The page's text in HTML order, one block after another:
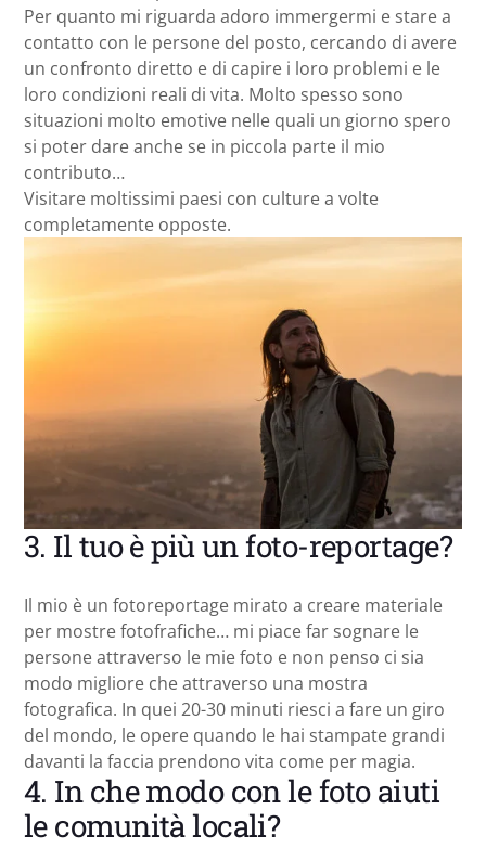
Per quanto mi riguarda adoro immergermi e stare a
contatto con le persone del posto, cercando di avere
un confronto diretto e di capire i loro problemi e le
loro condizioni reali di vita. Molto spesso sono
situazioni molto emotive nelle quali un giorno spero
si poter dare anche se in piccola parte il mio
contributo…
Visitare moltissimi paesi con culture a volte
completamente opposte.
3. Il tuo è più un foto-reportage?
Il mio è un fotoreportage mirato a creare materiale
per mostre fotofrafiche… mi piace far sognare le
persone attraverso le mie foto e non penso ci sia
modo migliore che attraverso una mostra
fotografica. In quei 20-30 minuti riesci a fare un giro
del mondo, le opere quando le hai stampate grandi
davanti la faccia prendono vita come per magia.
4. In che modo con le foto aiuti
le comunità locali?